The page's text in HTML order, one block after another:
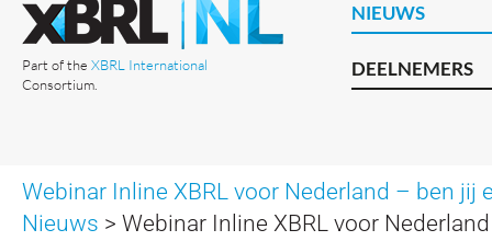
Part of the XBRL International
Consortium.
NIEUWS
DEELNEMERS
Webinar Inline XBRL voor Nederland – ben jij
Nieuws > Webinar Inline XBRL voor